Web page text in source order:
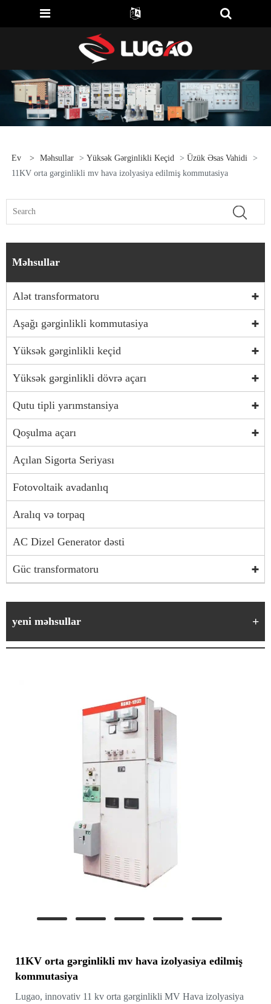
Ev > Məhsullar > Yüksək Gərginlikli Keçid > Üzük Əsas Vahidi
>
11KV orta gərginlikli mv hava izolyasiya edilmiş kommutasiya
Məhsullar
Alət transformatoru
Aşağı gərginlikli kommutasiya
Yüksək gərginlikli keçid
Yüksək gərginlikli dövrə açarı
Qutu tipli yarımstansiya
Qoşulma açarı
Açılan Sigorta Seriyası
Fotovoltaik avadanlıq
Aralıq və torpaq
AC Dizel Generator dəsti
Güc transformatoru
yeni məhsullar
11KV orta gərginlikli mv hava izolyasiya edilmiş
kommutasiya
Lugao, innovativ 11 kv orta gərginlikli MV Hava izolyasiya